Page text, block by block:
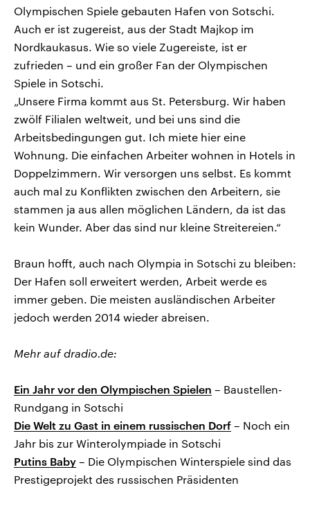
Olympischen Spiele gebauten Hafen von Sotschi.
Auch er ist zugereist, aus der Stadt Majkop im
Nordkaukasus. Wie so viele Zugereiste, ist er
zufrieden – und ein großer Fan der Olympischen
Spiele in Sotschi.
„Unsere Firma kommt aus St. Petersburg. Wir haben
zwölf Filialen weltweit, und bei uns sind die
Arbeitsbedingungen gut. Ich miete hier eine
Wohnung. Die einfachen Arbeiter wohnen in Hotels in
Doppelzimmern. Wir versorgen uns selbst. Es kommt
auch mal zu Konflikten zwischen den Arbeitern, sie
stammen ja aus allen möglichen Ländern, da ist das
kein Wunder. Aber das sind nur kleine Streitereien.“
Braun hofft, auch nach Olympia in Sotschi zu bleiben:
Der Hafen soll erweitert werden, Arbeit werde es
immer geben. Die meisten ausländischen Arbeiter
jedoch werden 2014 wieder abreisen.
Mehr auf dradio.de:
Ein Jahr vor den Olympischen Spielen – Baustellen-
Rundgang in Sotschi
Die Welt zu Gast in einem russischen Dorf – Noch ein
Jahr bis zur Winterolympiade in Sotschi
Putins Baby – Die Olympischen Winterspiele sind das
Prestigeprojekt des russischen Präsidenten